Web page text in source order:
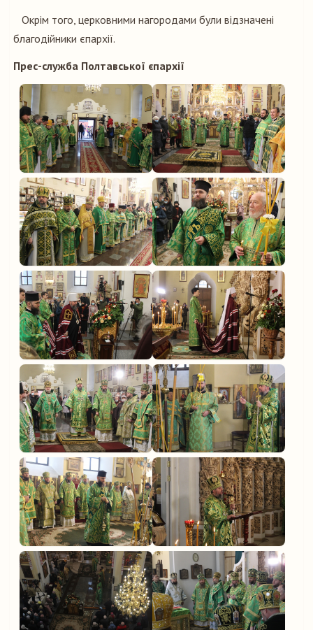
Окрім того, церковними нагородами були відзначені
благодійники єпархії.
Прес-служба Полтавської єпархії